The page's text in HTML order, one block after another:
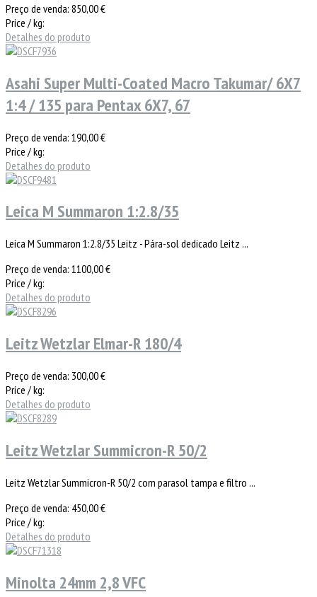
Preço de venda: 850,00 €
Price / kg:
Detalhes do produto
Asahi Super Multi-Coated Macro Takumar/ 6X7
1:4 / 135 para Pentax 6X7, 67
Preço de venda: 190,00 €
Price / kg:
Detalhes do produto
Leica M Summaron 1:2.8/35
Leica M Summaron 1:2.8/35 Leitz - Pára-sol dedicado Leitz ...
Preço de venda: 1100,00 €
Price / kg:
Detalhes do produto
Leitz Wetzlar Elmar-R 180/4
Preço de venda: 300,00 €
Price / kg:
Detalhes do produto
Leitz Wetzlar Summicron-R 50/2
Leitz Wetzlar Summicron-R 50/2 com parasol tampa e filtro ...
Preço de venda: 450,00 €
Price / kg:
Detalhes do produto
Minolta 24mm 2,8 VFC